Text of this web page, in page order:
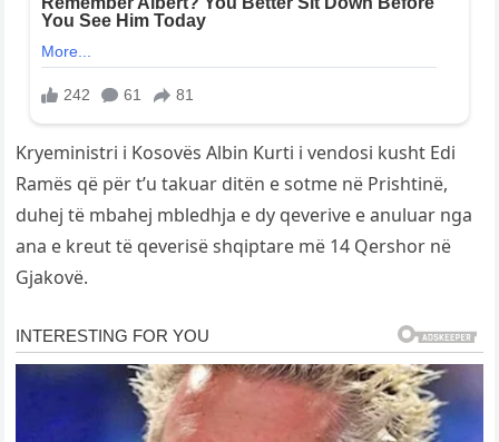
Kryeministri i Kosovës Albin Kurti i vendosi kusht Edi
Ramës që për t’u takuar ditën e sotme në Prishtinë,
duhej të mbahej mbledhja e dy qeverive e anuluar nga
ana e kreut të qeverisë shqiptare më 14 Qershor në
Gjakovë.